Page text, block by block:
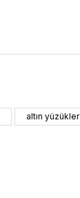
altın yüzükler